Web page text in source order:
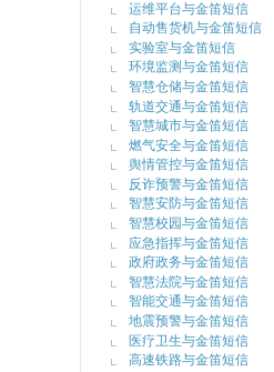
运维平台与金笛短信
自动售货机与金笛短信
实验室与金笛短信
环境监测与金笛短信
智慧仓储与金笛短信
轨道交通与金笛短信
智慧城市与金笛短信
燃气安全与金笛短信
舆情管控与金笛短信
反诈预警与金笛短信
智慧安防与金笛短信
智慧校园与金笛短信
应急指挥与金笛短信
政府政务与金笛短信
智慧法院与金笛短信
智能交通与金笛短信
地震预警与金笛短信
医疗卫生与金笛短信
高速铁路与金笛短信